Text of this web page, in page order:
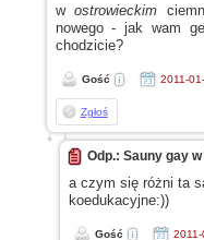
wostrowieckim
nowego - jak wam
chodzicie?
Gość 2011-
Zgłoś
Odp.: Sauny gay
a czym się różni ta
koedukacyjne:))
Gość